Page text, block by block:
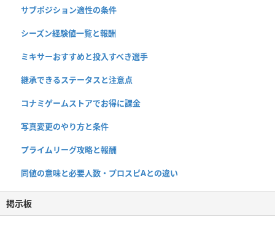
サブポジション適性の条件
シーズン経験値一覧と報酬
ミキサーおすすめと投入すべき選手
継承できるステータスと注意点
コナミゲームストアでお得に課金
写真変更のやり方と条件
プライムリーグ攻略と報酬
同値の意味と必要人数・プロスピAとの違い
掲示板